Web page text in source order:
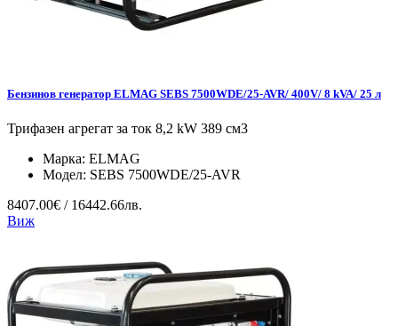
Бензинов генератор ELMAG SEBS 7500WDE/25-AVR/ 400V/ 8 kVA/ 25 л
Трифазен агрегат за ток 8,2 kW 389 см3
Марка: ELMAG
Модел: SEBS 7500WDE/25-AVR
8407.00€ / 16442.66лв.
Виж